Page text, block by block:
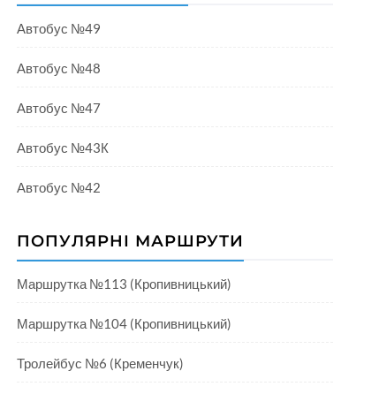
Автобус №49
Автобус №48
Автобус №47
Автобус №43К
Автобус №42
ПОПУЛЯРНІ МАРШРУТИ
Маршрутка №113 (Кропивницький)
Маршрутка №104 (Кропивницький)
Тролейбус №6 (Кременчук)